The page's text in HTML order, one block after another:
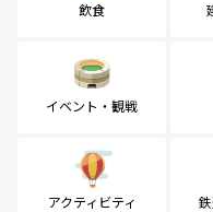
飲食
イベント・観戦
アクティビティ